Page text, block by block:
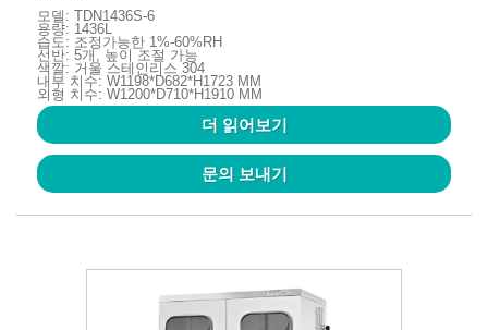
모델: TDN1436S-6
용량: 1436L
습도: 조정가능한 1%-60%RH
선반: 5개, 높이 조절 가능
색깔: 거울 스테인리스 304
내부 치수: W1198*D682*H1723 MM
외형 치수: W1200*D710*H1910 MM
더 읽어보기
문의 보내기